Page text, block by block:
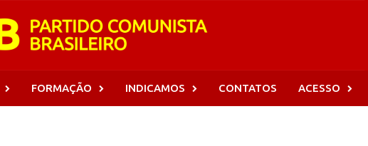
FORMAÇÃO INDICAMOS CONTATOS ACESSO